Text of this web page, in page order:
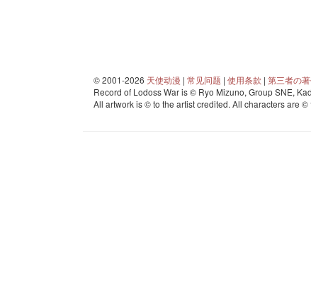
© 2001-2026 天使动漫 | 常见问题 | 使用条款 | 第三者の
Record of Lodoss War is © Ryo Mizuno, Group SNE,
All artwork is © to the artist credited. All characters are ©